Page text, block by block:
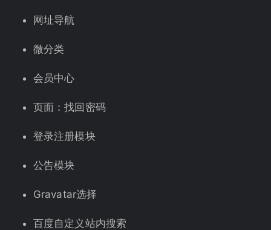
网址导航
微分类
会员中心
页面：找回密码
登录注册模块
公告模块
Gravatar选择
百度自定义站内搜索